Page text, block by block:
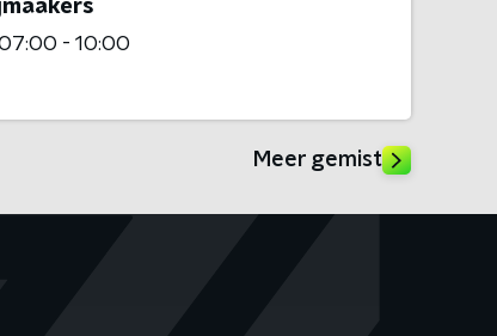
- 10:00
Meer gemist